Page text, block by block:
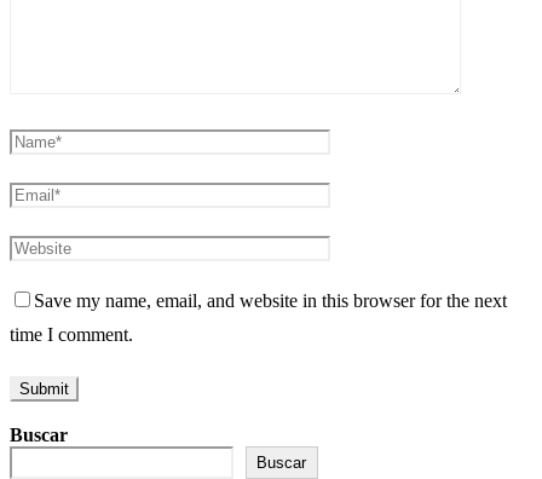
Save my name, email, and website in this browser for the next
time I comment.
Buscar
Buscar